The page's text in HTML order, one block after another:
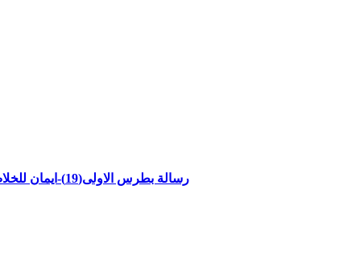
"رسالة بطرس الاولى(19)-ايمان للخلاص، وماء للدينونة - الاصحاح الثالث الاعداد20-22"مع القاضي جميل ناصر